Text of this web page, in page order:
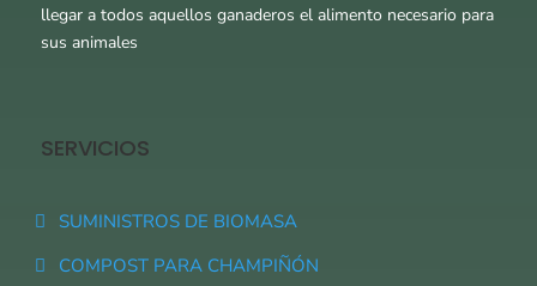
llegar a todos aquellos ganaderos el alimento necesario para
sus animales
SERVICIOS
SUMINISTROS DE BIOMASA
COMPOST PARA CHAMPIÑÓN